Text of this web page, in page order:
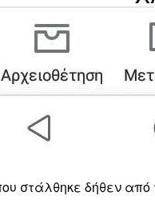
στάλθηκε δήθεν